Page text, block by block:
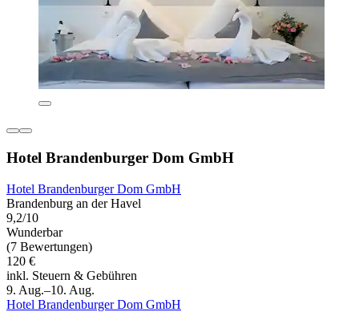
Hotel Brandenburger Dom GmbH
Hotel Brandenburger Dom GmbH
Brandenburg an der Havel
9,2/10
Wunderbar
(7 Bewertungen)
120 €
inkl. Steuern & Gebühren
9. Aug.–10. Aug.
Hotel Brandenburger Dom GmbH